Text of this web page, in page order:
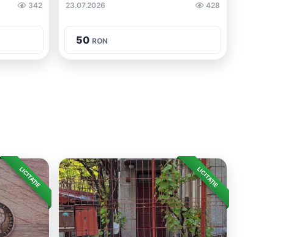
342
23.07.2026
428
50 RON
LICITAȚIE LICITAȚIE